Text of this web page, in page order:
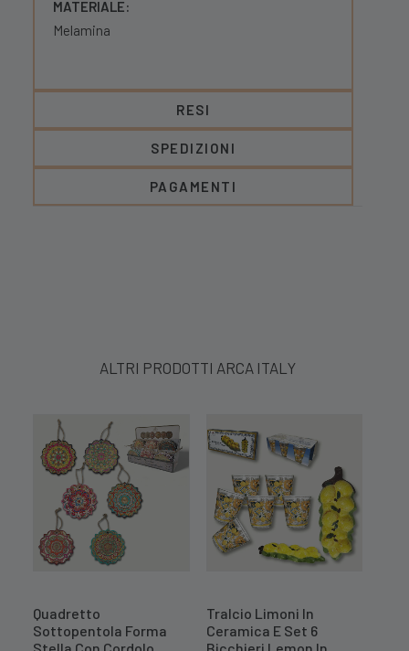
MATERIALE:
Melamina
RESI
SPEDIZIONI
PAGAMENTI
ALTRI PRODOTTI ARCA ITALY
Quadretto
Sottopentola Forma
Tralcio Limoni In
Ceramica E Set 6